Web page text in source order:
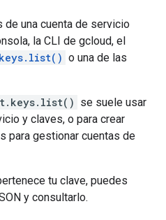
una cuenta de servicio
la CLI de gcloud, el
o una de las
se suele usar
y claves, o para crear
para gestionar cuentas de
tu clave, puedes
y consultarlo.